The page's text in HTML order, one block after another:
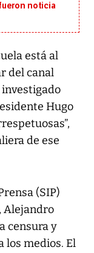
noticia
está al
del canal
investigado
Hugo
de ese
(SIP)
Alejandro
censura y
los medios. El